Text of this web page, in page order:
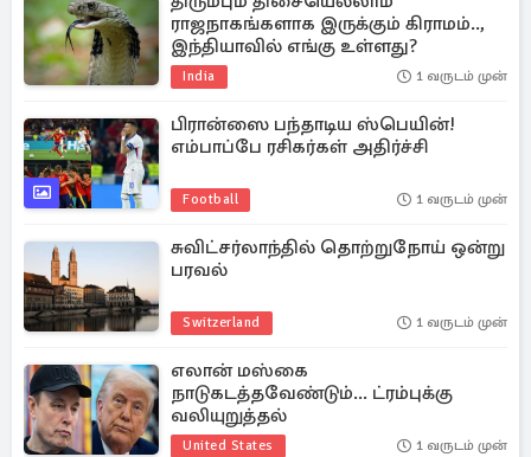
ராஜநாகங்களாக இருக்கும் கிராமம்..,
இந்தியாவில் எங்கு உள்ளது?
India 1 வருடம் முன்
பிரான்ஸை பந்தாடிய ஸ்பெயின்!
எம்பாப்பே ரசிகர்கள் அதிர்ச்சி
Football 1 வருடம் முன்
சுவிட்சர்லாந்தில் தொற்றுநோய் ஒன்று
பரவல்
Switzerland 1 வருடம் முன்
எலான் மஸ்கை
நாடுகடத்தவேண்டும்... ட்ரம்புக்கு
வலியுறுத்தல்
United States 1 வருடம் முன்